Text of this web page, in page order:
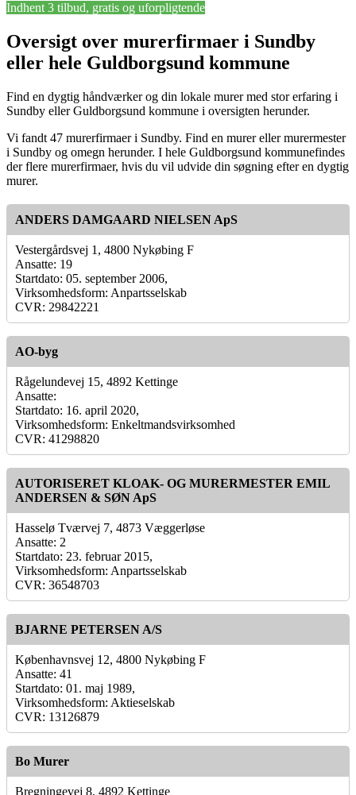
Indhent 3 tilbud, gratis og uforpligtende
Oversigt over murerfirmaer i Sundby
eller hele Guldborgsund kommune
Find en dygtig håndværker og din lokale murer med stor erfaring i
Sundby eller Guldborgsund kommune i oversigten herunder.
Vi fandt 47 murerfirmaer i Sundby. Find en murer eller murermester
i Sundby og omegn herunder. I hele Guldborgsund kommunefindes
der flere murerfirmaer, hvis du vil udvide din søgning efter en dygtig
murer.
ANDERS DAMGAARD NIELSEN ApS
Vestergårdsvej 1, 4800 Nykøbing F
Ansatte: 19
Startdato: 05. september 2006,
Virksomhedsform: Anpartsselskab
CVR: 29842221
AO-byg
Rågelundevej 15, 4892 Kettinge
Ansatte:
Startdato: 16. april 2020,
Virksomhedsform: Enkeltmandsvirksomhed
CVR: 41298820
AUTORISERET KLOAK- OG MURERMESTER EMIL
ANDERSEN & SØN ApS
Hasselø Tværvej 7, 4873 Væggerløse
Ansatte: 2
Startdato: 23. februar 2015,
Virksomhedsform: Anpartsselskab
CVR: 36548703
BJARNE PETERSEN A/S
Københavnsvej 12, 4800 Nykøbing F
Ansatte: 41
Startdato: 01. maj 1989,
Virksomhedsform: Aktieselskab
CVR: 13126879
Bo Murer
Bregningevej 8, 4892 Kettinge